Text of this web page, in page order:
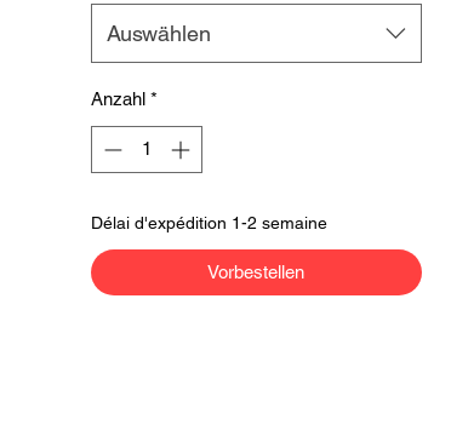
Auswählen
Anzahl *
Délai d'expédition 1-2 semaine
Vorbestellen